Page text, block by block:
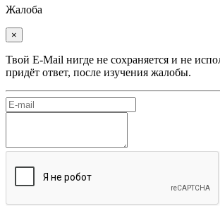
Жалоба
×
Твой E-Mail нигде не сохраняется и не
придёт ответ, после изучения жалобы.